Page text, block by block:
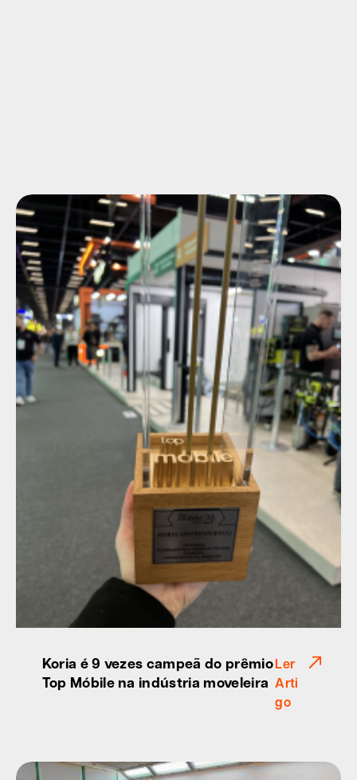
Koria é 9 vezes campeã do prêmio
Top Móbile na indústria moveleira
Ler
Arti
go